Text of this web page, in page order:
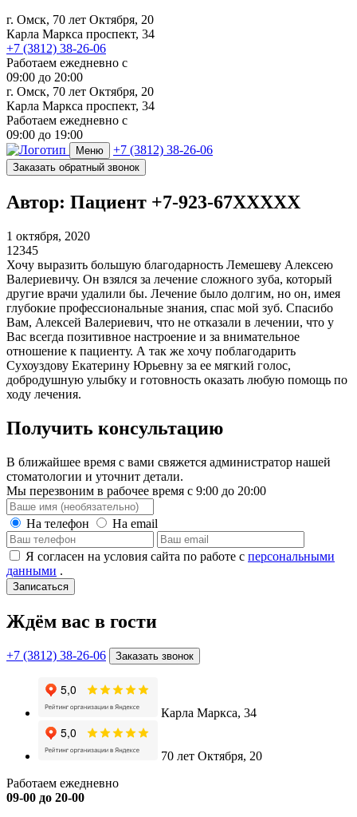
г. Омск, 70 лет Октября, 20
Карла Маркса проспект, 34
+7 (3812) 38-26-06
Работаем ежедневно с
09:00 до 20:00
г. Омск, 70 лет Октября, 20
Карла Маркса проспект, 34
Работаем ежедневно с
09:00 до 19:00
Меню +7 (3812) 38-26-06
Заказать обратный звонок
Автор: Пациент +7-923-67XXXXX
1 октября, 2020
1 2345
Хочу выразить большую благодарность Лемешеву Алексею
Валериевичу. Он взялся за лечение сложного зуба, который
другие врачи удалили бы. Лечение было долгим, но он, имея
глубокие профессиональные знания, спас мой зуб. Спасибо
Вам, Алексей Валериевич, что не отказали в лечении, что у
Вас всегда позитивное настроение и за внимательное
отношение к пациенту. А так же хочу поблагодарить
Сухоуздову Екатерину Юрьевну за ее мягкий голос,
добродушную улыбку и готовность оказать любую помощь по
ходу лечения.
Получить консультацию
В ближайшее время с вами свяжется администратор нашей
стоматологии и уточнит детали.
Мы перезвоним в рабочее время с 9:00 до 20:00
На телефон На email
Я согласен на условия сайта по работе с персональными
данными .
Записаться
Ждём вас в гости
+7 (3812) 38-26-06 Заказать звонок
Карла Маркса, 34
70 лет Октября, 20
Работаем ежедневно
09-00 до 20-00